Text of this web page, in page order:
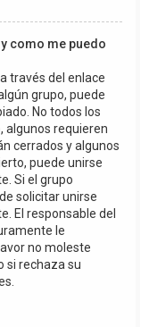
como me puedo
través del enlace
grupo, puede
No todos los
algunos requieren
cerrados y algunos
puede unirse
Si el grupo
solicitar unirse
El responsable del
le
no moleste
si rechaza su